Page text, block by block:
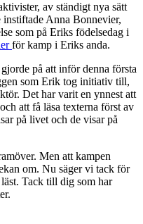
av ständigt nya sätt
Anna Bonnevier,
som på Eriks födelsedag i
för kamp i Eriks anda.
på att inför denna första
som Erik tog initiativ till,
Det har varit en ynnest att
att få läsa texterna först av
på livet och de visar på
Men att kampen
om. Nu säger vi tack för
Tack till dig som har